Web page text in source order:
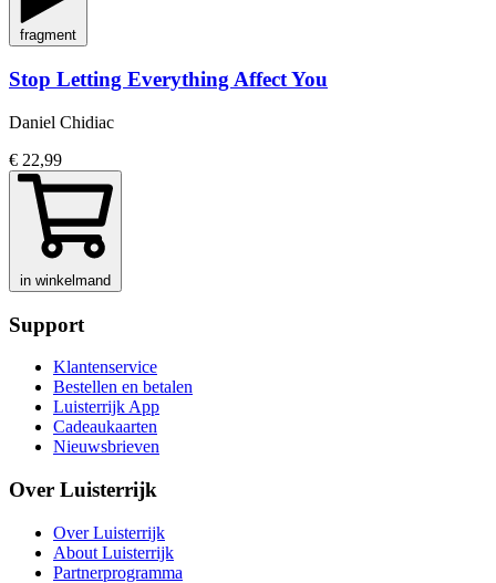
fragment
Stop Letting Everything Affect You
Daniel Chidiac
€ 22,99
in winkelmand
Support
Klantenservice
Bestellen en betalen
Luisterrijk App
Cadeaukaarten
Nieuwsbrieven
Over Luisterrijk
Over Luisterrijk
About Luisterrijk
Partnerprogramma